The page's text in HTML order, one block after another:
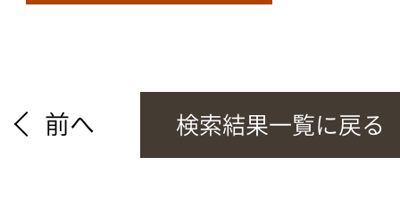
前へ 検索結果一覧に戻る